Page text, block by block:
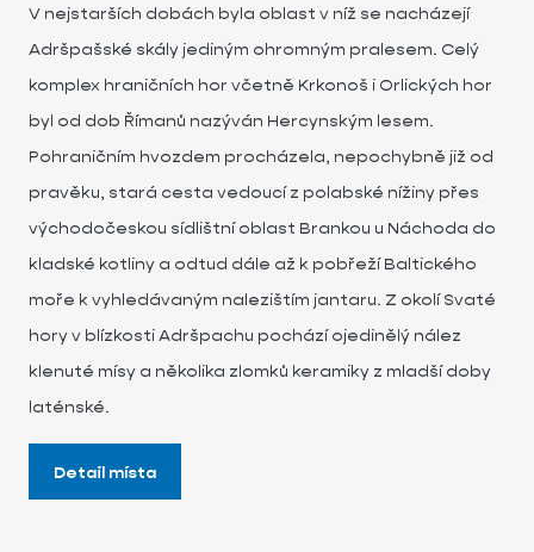
V nejstarších dobách byla oblast v níž se nacházejí
Adršpašské skály jediným ohromným pralesem. Celý
komplex hraničních hor včetně Krkonoš i Orlických hor
byl od dob Římanů nazýván Hercynským lesem.
Pohraničním hvozdem procházela, nepochybně již od
pravěku, stará cesta vedoucí z polabské nížiny přes
východočeskou sídlištní oblast Brankou u Náchoda do
kladské kotliny a odtud dále až k pobřeží Baltického
moře k vyhledávaným nalezištím jantaru. Z okolí Svaté
hory v blízkosti Adršpachu pochází ojedinělý nález
klenuté mísy a několika zlomků keramiky z mladší doby
laténské.
Detail místa